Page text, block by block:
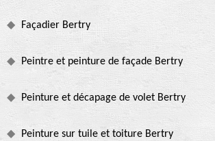
Façadier Bertry
Peintre et peinture de façade Bertry
Peinture et décapage de volet Bertry
Peinture sur tuile et toiture Bertry